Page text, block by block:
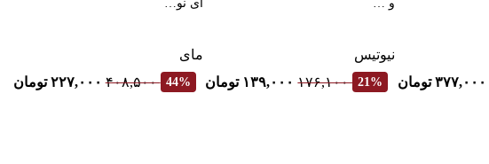
۳۷۷,۰۰۰ تومان
و …
نیوتیس
21% ۱۷۶,۱۰۰ ۱۳۹,۰۰۰ تومان
ای نو…
مای
44% ۴۰۸,۵۰۰ ۲۲۷,۰۰۰ تومان